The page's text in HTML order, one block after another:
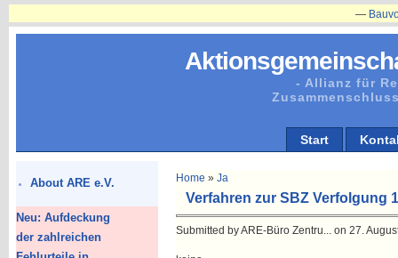
- Allianz für
Start
About ARE e.V.
Neu: Aufdeckung
der zahlreichen
Home » Ja
Verfahren zur SBZ Verfolgung
Submitted by ARE-Büro Zentru... on 27.